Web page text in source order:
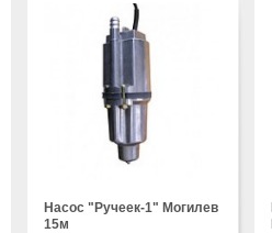
Насос "Ручеек-1" Могилев
15м